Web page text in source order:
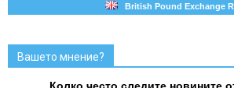
British Pound Exchange
Вашето мнение?
Колко често следите новините